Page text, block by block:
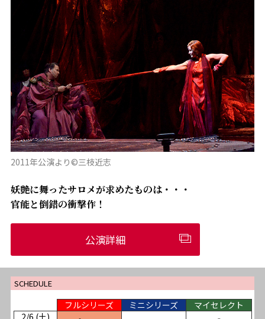
2011年公演より©三枝近志
妖艶に舞ったサロメが求めたものは・・・
官能と倒錯の衝撃作！
公演詳細
SCHEDULE
フルシリーズ ミニシリーズ
マイセレクト
2/6 (土)